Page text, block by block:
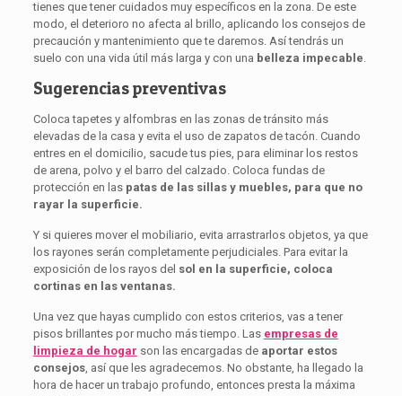
tienes que tener cuidados muy específicos en la zona. De este
modo, el deterioro no afecta al brillo, aplicando los consejos de
precaución y mantenimiento que te daremos. Así tendrás un
suelo con una vida útil más larga y con una belleza impecable.
Sugerencias preventivas
Coloca tapetes y alfombras en las zonas de tránsito más
elevadas de la casa y evita el uso de zapatos de tacón. Cuando
entres en el domicilio, sacude tus pies, para eliminar los restos
de arena, polvo y el barro del calzado. Coloca fundas de
protección en las patas de las sillas y muebles, para que no
rayar la superficie.
Y si quieres mover el mobiliario, evita arrastrarlos objetos, ya que
los rayones serán completamente perjudiciales. Para evitar la
exposición de los rayos del sol en la superficie, coloca
cortinas en las ventanas.
Una vez que hayas cumplido con estos criterios, vas a tener
pisos brillantes por mucho más tiempo. Las empresas de
limpieza de hogar son las encargadas de aportar estos
consejos, así que les agradecemos. No obstante, ha llegado la
hora de hacer un trabajo profundo, entonces presta la máxima